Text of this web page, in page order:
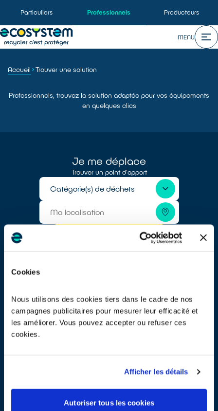
Cookies
Nous utilisons des cookies tiers dans le cadre de nos
campagnes publicitaires pour mesurer leur efficacité et
les améliorer. Vous pouvez accepter ou refuser ces
cookies.
Afficher les détails
Autoriser tous les cookies
Particuliers Professionnels Producteurs
MENU
Accueil Trouver une solution
Professionnels, trouvez la solution adaptée pour vos équipements
en quelques clics
Je me déplace
Trouver un point d'apport
Catégorie(s) de déchets
TROUVER UN POINT D'APPORT
Je cherche une solution pour mesEEE ou lampes usagés
EN SAVOIR PLUS SUR LA PROCÉDURE